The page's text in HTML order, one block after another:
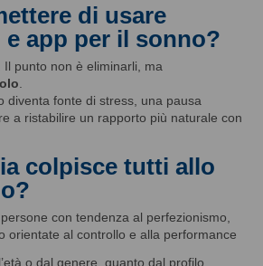
di usare
app per il sonno?
punto non è eliminarli, ma
diventa fonte di stress, una pausa
a ristabilire un rapporto più naturale con
colpisce tutti allo
con tendenza al perfezionismo,
orientate al controllo e alla performance
o dal genere, quanto dal profilo